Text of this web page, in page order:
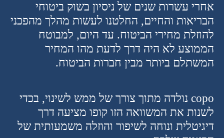
אחרי עשרות שנים של ניסיון בשוק ביטוחי
הבריאות והחיים, החלטנו לעשות מהלך מהפכני
להוזלת מחירי הביטוח. עד היום, למבוטח
הממוצע לא היה דרך לדעת מהו המחיר
המשתלם ביותר מבין חברות הביטוח.
copo נולדה מתוך צורך של ממש לשינוי, בכדי
לשנות את המשוואה הזו קופו מציעה דרך
דיגיטלית ונוחה לשיפור והוזלה משמעותית של